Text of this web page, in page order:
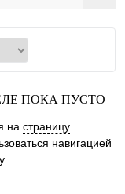
ПОКА ПУСТО
на страницу
навигацией